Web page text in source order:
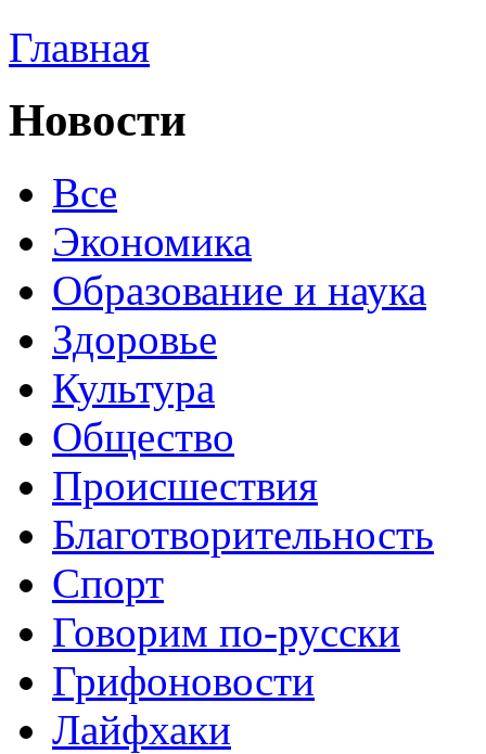
Главная
Новости
Все
Экономика
Образование и наука
Здоровье
Культура
Общество
Происшествия
Благотворительность
Спорт
Говорим по-русски
Грифоновости
Лайфхаки